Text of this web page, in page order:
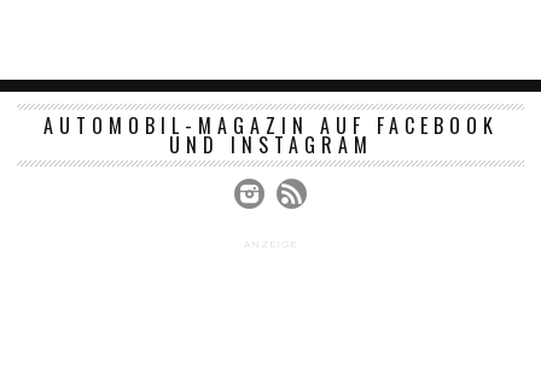
AUTOMOBIL-MAGAZIN AUF FACEBOOK
UND INSTAGRAM
ANZEIGE